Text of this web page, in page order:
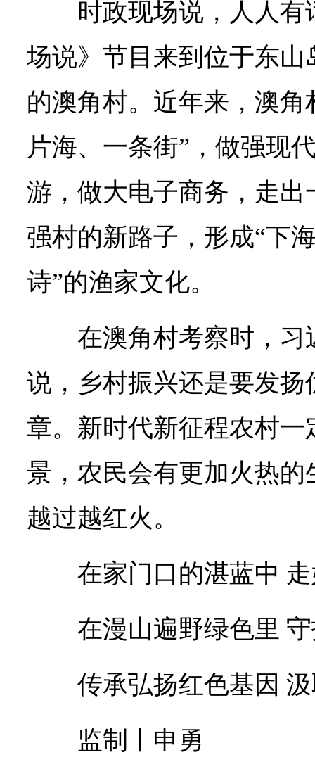
时政现场说，人人
场说》节目来到位于东
的澳角村。近年来，澳角
片海、一条街”，做强现
游，做大电子商务，走
强村的新路子，形成“下
诗”的渔家文化。
在澳角村考察时，
说，乡村振兴还是要发扬
章。新时代新征程农村
景，农民会有更加火热
越过越红火。
在家门口的湛蓝中
在漫山遍野绿色里
传承弘扬红色基因
监制丨申勇